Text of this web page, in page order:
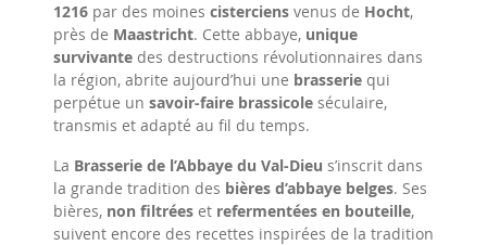
1216 par des moines cisterciens venus de Hocht,
près de Maastricht. Cette abbaye, unique
survivante des destructions révolutionnaires dans
la région, abrite aujourd’hui une brasserie qui
perpétue un savoir-faire brassicole séculaire,
transmis et adapté au fil du temps.
La Brasserie de l’Abbaye du Val-Dieu s’inscrit dans
la grande tradition des bières d’abbaye belges. Ses
bières, non filtrées et refermentées en bouteille,
suivent encore des recettes inspirées de la tradition